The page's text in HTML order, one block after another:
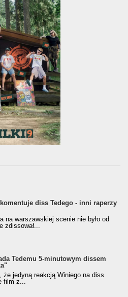
diss Tedego - inni raperzy
na warszawskiej scenie nie było od
zdissował...
Tedemu 5-minutowym dissem
że jedyną reakcją Winiego na diss
film z...